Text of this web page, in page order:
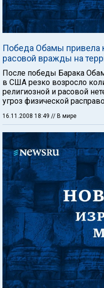
Победа Обамы привела
расовой вражды на
После победы Барака
в США резко возросло
религиозной и расовой
угроз физической
16.11.2008 18:49 // В мире